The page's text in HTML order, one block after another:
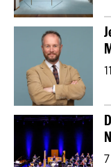
Jong KC
Jong KC Muziek